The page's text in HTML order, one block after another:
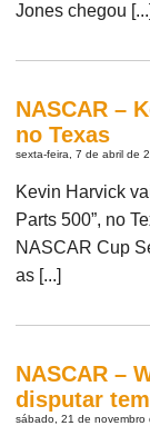
Jones chegou [...]
NASCAR –
no Texas
sexta-feira, 7 de abril de
Kevin Harvick
Parts 500”, no
NASCAR Cup
as [...]
NASCAR –
disputar
sábado, 21 de novembro